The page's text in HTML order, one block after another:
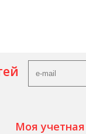
Моя